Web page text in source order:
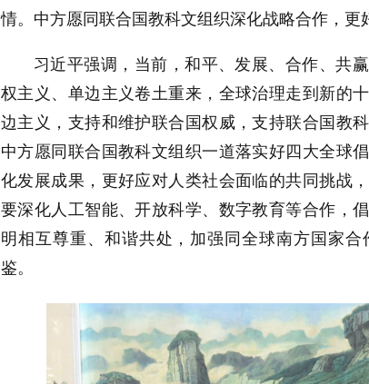
情。中方愿同联合国教科文组织深化战略合作，更
习近平强调，当前，和平、发展、合作、共
权主义、单边主义卷土重来，全球治理走到新的
边主义，支持和维护联合国权威，支持联合国教
中方愿同联合国教科文组织一道落实好四大全球
化发展成果，更好应对人类社会面临的共同挑战
要深化人工智能、开放科学、数字教育等合作，
明相互尊重、和谐共处，加强同全球南方国家
鉴。